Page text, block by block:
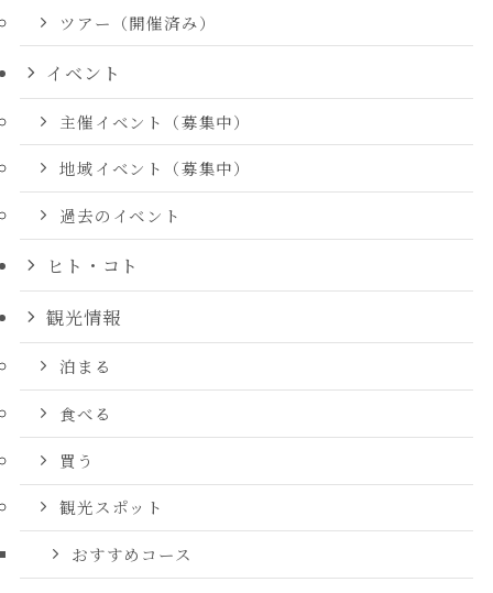
ツアー（開催済み）
イベント
主催イベント（募集中）
地域イベント（募集中）
過去のイベント
ヒト・コト
観光情報
泊まる
食べる
買う
観光スポット
おすすめコース